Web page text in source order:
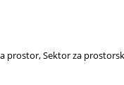
Sektor za